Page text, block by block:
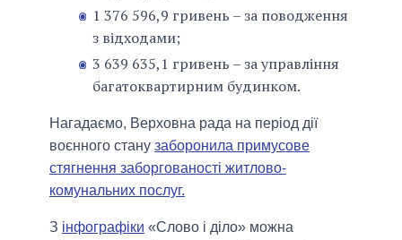
1 376 596,9 гривень – за поводження
з відходами;
3 639 635,1 гривень – за управління
багатоквартирним будинком.
Нагадаємо, Верховна рада на період дії
воєнного стану заборонила примусове
стягнення заборгованості житлово-
комунальних послуг.
З інфографіки «Слово і діло» можна